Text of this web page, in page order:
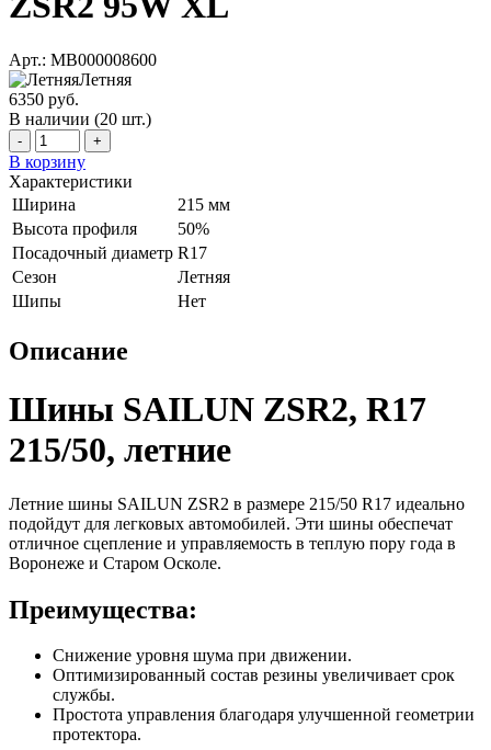
Арт.: МВ000008600
Летняя
6350 руб.
В наличии (20 шт.)
- +
В корзину
Характеристики
Ширина
215 мм
Высота профиля
50%
Посадочный диаметр R17
Сезон
Летняя
Шипы
Нет
Описание
Шины SAILUN ZSR2, R17
215/50, летние
Летние шины SAILUN ZSR2 в размере 215/50 R17 идеально
подойдут для легковых автомобилей. Эти шины обеспечат
отличное сцепление и управляемость в теплую пору года в
Воронеже и Старом Осколе.
Преимущества:
Снижение уровня шума при движении.
Оптимизированный состав резины увеличивает срок
службы.
Простота управления благодаря улучшенной геометрии
протектора.